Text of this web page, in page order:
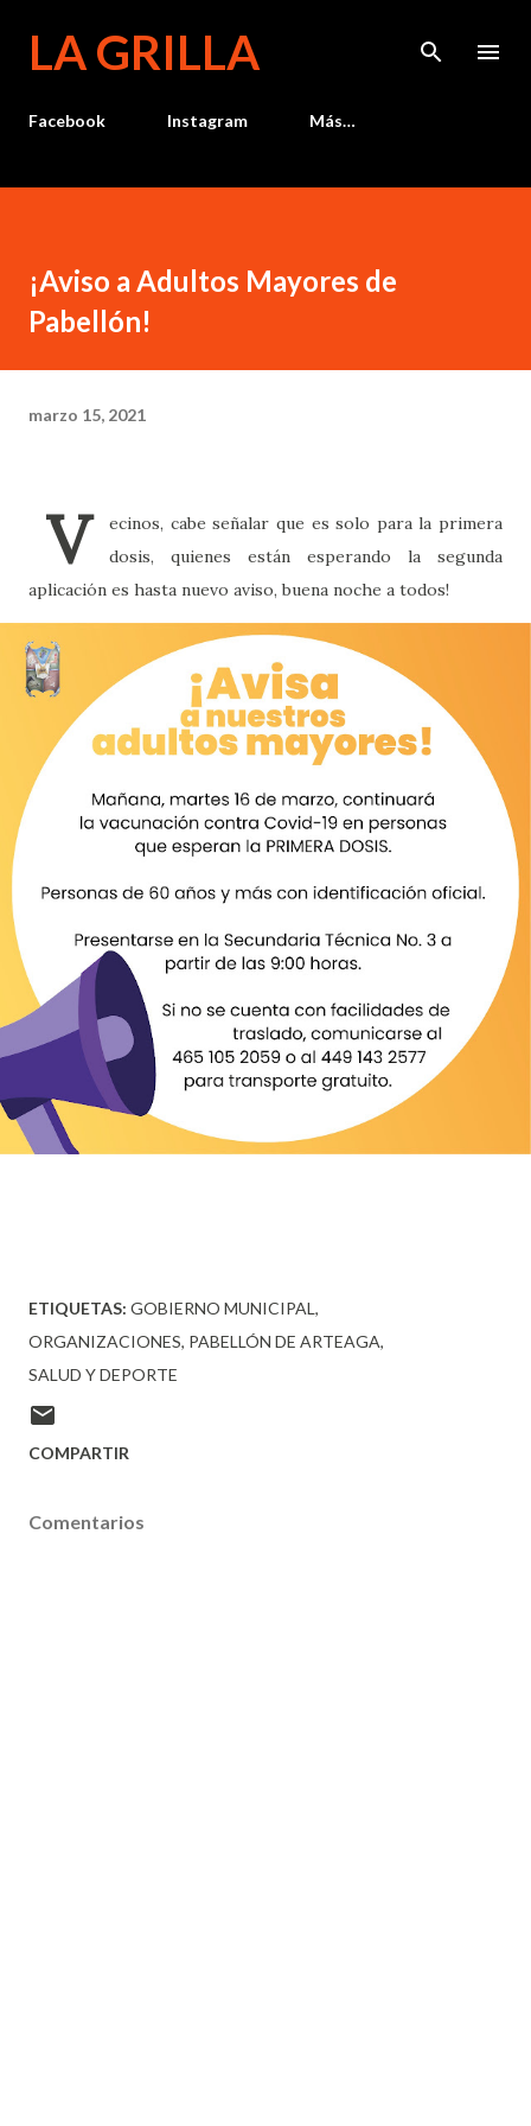
LA GRILLA
Facebook Instagram Más…
¡Aviso a Adultos Mayores de
Pabellón!
marzo 15, 2021
V
ecinos, cabe señalar que es solo para la primera
dosis, quienes están esperando la segunda
aplicación es hasta nuevo aviso, buena noche a todos!
ETIQUETAS: GOBIERNO MUNICIPAL
ORGANIZACIONES PABELLÓN DE ARTEAGA
SALUD Y DEPORTE
COMPARTIR
Comentarios